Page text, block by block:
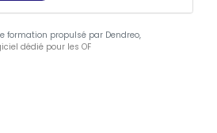
formation propulsé par Dendreo,
dédié pour les OF